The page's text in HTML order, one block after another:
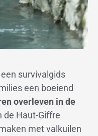
survivalgids
een boeiend
overleven in de
de Haut-Giffre
met valkuilen